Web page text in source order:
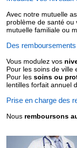
Avec notre mutuelle
problème de santé
mutuelle familiale ou
Des
Vous modulez vos
Pour les soins de ville
Pour les soins ou
lentilles forfait annuel
Prise en charge des
Nous remboursons